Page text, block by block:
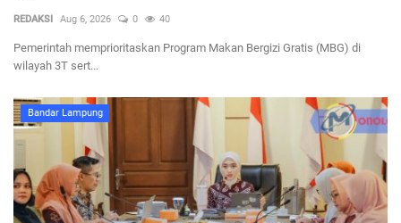
REDAKSI Aug 6, 2026 0 40
Pemerintah memprioritaskan Program Makan Bergizi Gratis (MBG) di
wilayah 3T sert...
Bandar Lampung